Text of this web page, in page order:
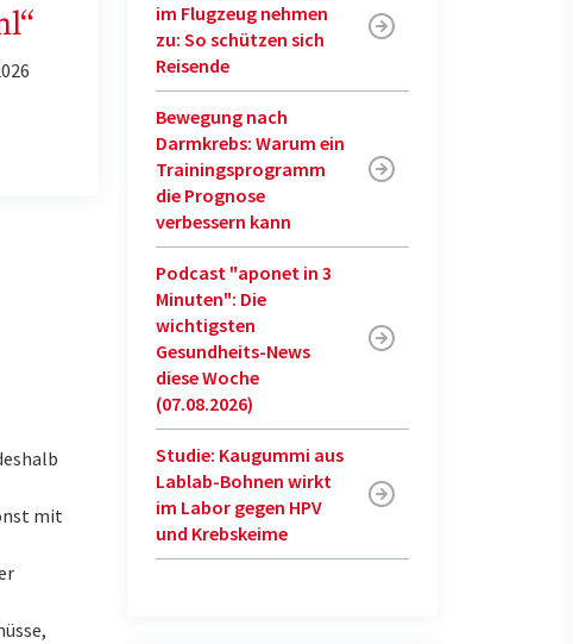
mit
im Flugzeug nehmen
zu: So schützen sich
Reisende
Bewegung nach
Darmkrebs: Warum ein
Trainingsprogramm
die Prognose
verbessern kann
Podcast "aponet in 3
Minuten": Die
wichtigsten
Gesundheits-News
diese Woche
(07.08.2026)
Studie: Kaugummi aus
Lablab-Bohnen wirkt
im Labor gegen HPV
und Krebskeime